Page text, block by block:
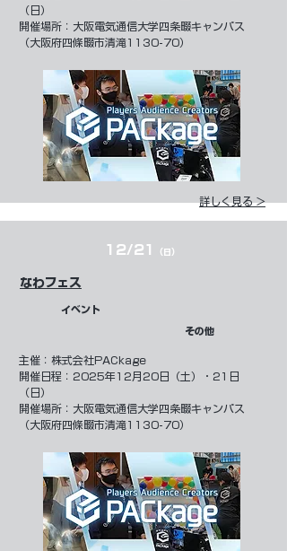
（日）
開催場所：大阪電気通信大学四条畷キャンパス
（大阪府四條畷市清滝1130-70）
詳しく見る >
12/21 （日）
なわフェス
イベント
その他
​主催： 株式会社PACkage
開催日程：2025年12月20日（土）・21日
（日）
開催場所：大阪電気通信大学四条畷キャンパス
（大阪府四條畷市清滝1130-70）